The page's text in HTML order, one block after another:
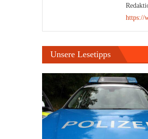
https://
Unsere Lesetipps